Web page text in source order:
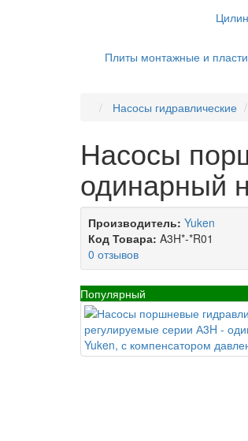
Плиты монтажные и
Насосы гидравлические
Насосы
одинарный
Производитель: Yuken
Код Товара: A3H*-*R01
0 отзывов
Популярный